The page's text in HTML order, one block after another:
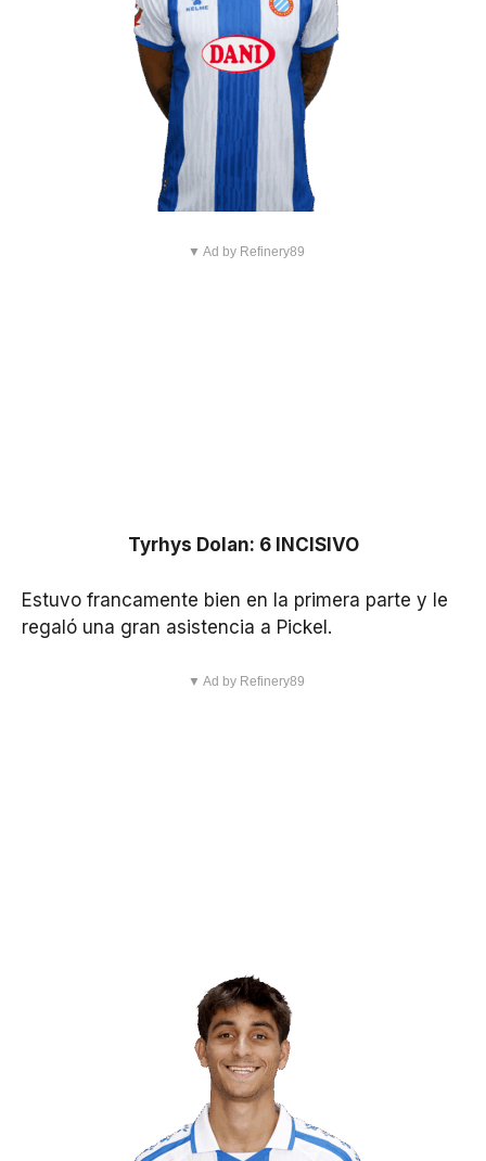
▼ Ad by Refinery89
Tyrhys Dolan: 6 INCISIVO
Estuvo francamente bien en la primera parte y le
regaló una gran asistencia a Pickel.
▼ Ad by Refinery89